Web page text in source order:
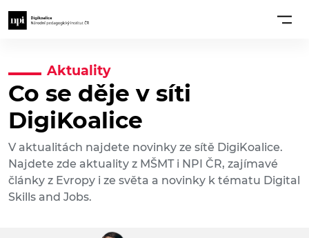
Aktuality
Co se děje v síti
DigiKoalice
V aktualitách najdete novinky ze sítě DigiKoalice.
Najdete zde aktuality z MŠMT i NPI ČR, zajímavé
články z Evropy i ze světa a novinky k tématu Digital
Skills and Jobs.